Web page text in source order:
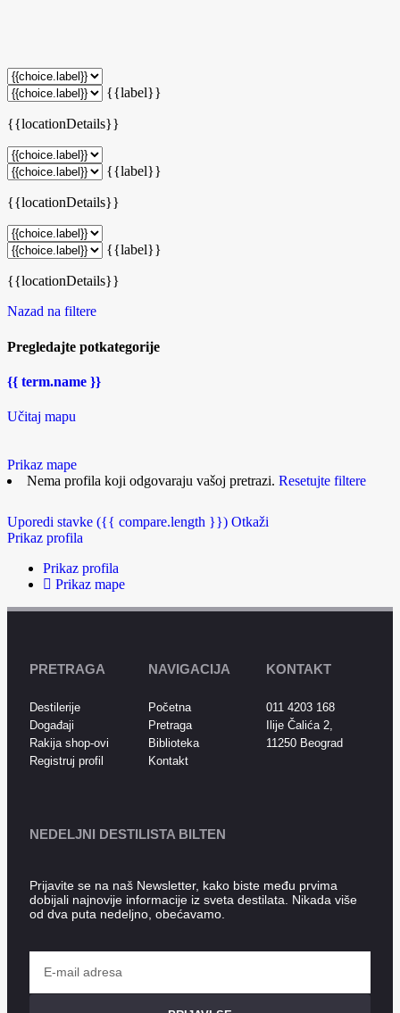
{{label}}
{{locationDetails}}
{{label}}
{{locationDetails}}
{{label}}
{{locationDetails}}
Nazad na filtere
Pregledajte potkategorije
{{ term.name }}
Učitaj mapu
Prikaz mape
Nema profila koji odgovaraju vašoj pretrazi. Resetujte filtere
Uporedi stavke ({{ compare.length }}) Otkaži
Prikaz profila
Prikaz profila
Prikaz mape
PRETRAGA
Destilerije
Događaji
Rakija shop-ovi
Registruj profil
NAVIGACIJA
Početna
Pretraga
Biblioteka
Kontakt
KONTAKT
011 4203 168
Ilije Čalića 2,
11250 Beograd
NEDELJNI DESTILISTA BILTEN
Prijavite se na naš Newsletter, kako biste među prvima
dobijali najnovije informacije iz sveta destilata. Nikada više
od dva puta nedeljno, obećavamo.